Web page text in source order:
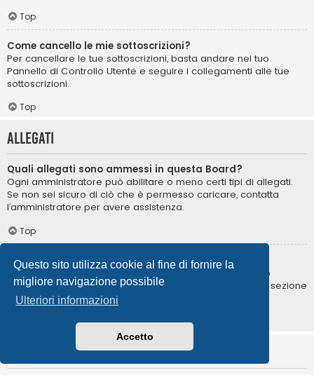
Questo sito utilizza cookie al fine di fornire la
migliore navigazione possibile
Ulteriori informazioni
Accetto
Top
Come cancello le mie sottoscrizioni?
Per cancellare le tue sottoscrizioni, basta andare nel tuo
Pannello di Controllo Utente e seguire i collegamenti alle tue
sottoscrizioni.
Top
Allegati
Quali allegati sono ammessi in questa Board?
Ogni amministratore può abilitare o meno certi tipi di allegati.
Se non sei sicuro di ciò che è permesso caricare, contatta
l’amministratore per avere assistenza.
Top
Come posso trovare i miei allegati?
Per trovare la lista degli allegati da te caricati, vai nel tuo
Pannello di Controllo Utente e segui i collegamenti nella sezione
degli allegati.
Informazioni su phpBB